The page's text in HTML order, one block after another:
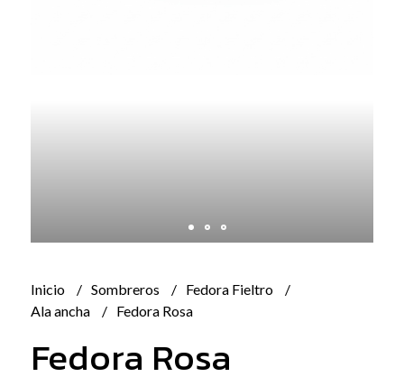
Inicio Sombreros
Fedora Fieltro
Ala ancha
Fedora Rosa
Fedora Rosa